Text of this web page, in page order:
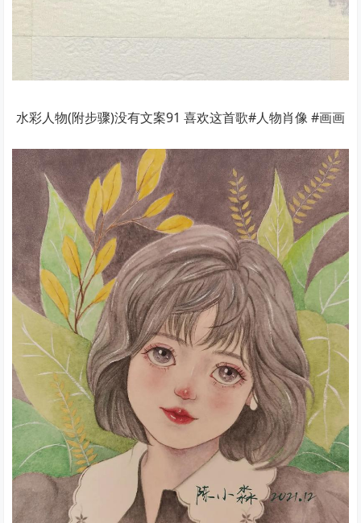
水彩人物(附步骤)没有文案91 喜欢这首歌#人物肖像 #画画